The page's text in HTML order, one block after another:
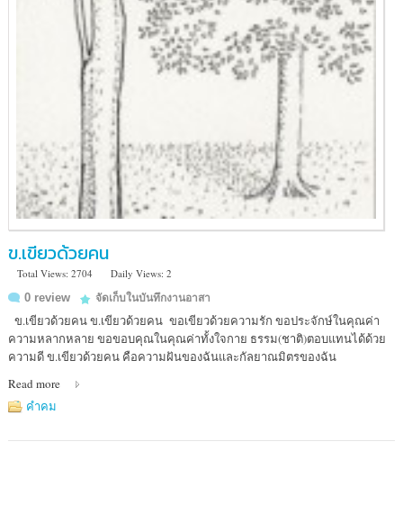
ข.เขียวด้วยคน
Total Views: 2704
Daily Views: 2
0 review
จัดเก็บในบันทึกงานอาสา
ข.เขียวด้วยคน ข.เขียวด้วยคน ขอเขียวด้วยความรัก ขอประจักษ์ในคุณค่า
ความหลากหลาย ขอขอบคุณในคุณค่าทั้งใจกาย ธรรม(ชาติ)ตอบแทนได้ด้วย
ความดี ข.เขียวด้วยคน คือความฝันของฉันและกัลยาณมิตรของฉัน
Read more
คำคม